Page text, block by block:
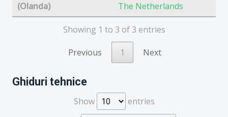
(Olanda)
The Netherlands
Showing 1 to 3 of 3 entries
Previous 1 Next
Ghiduri tehnice
Show
entries